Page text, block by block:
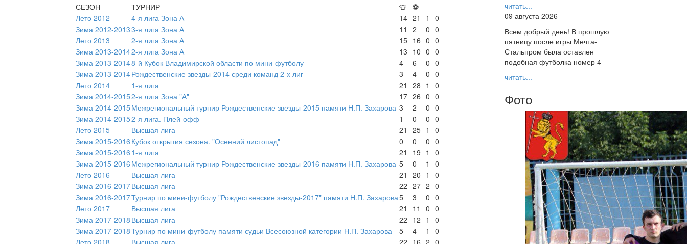
СЕЗОН
ТУРНИР 👕 ⚽
Лето 2012
4-я лига Зона А 14 21 1
0
Зима 2012-20133-я лига Зона А 11 2 0 0
Лето 2013
2-я лига Зона А 15 16 0 0
Зима 2013-20142-я лига Зона А 13 10 0 0
Зима 2013-20148-й Кубок Владимирской области по мини-футболу 4 6 0 0
Зима 2013-2014Рождественские звезды-2014 среди команд 2-х лиг 3 4 0 0
Лето 2014
1-я лига 21 28 1
0
Зима 2014-20152-я лига Зона "А" 17 26 0 0
Зима 2014-2015Межрегиональный турнир Рождественские звезды-2015 памяти Н.П. Захарова 3 2 0 0
Зима 2014-20152-я лига. Плей-офф 1 0 0 0
Лето 2015
Высшая лига 21 25 1
0
Зима 2015-2016 Кубок открытия сезона. "Осенний листопад" 0 0 0 0
Зима 2015-2016 1-я лига 21 19 1
0
Зима 2015-2016 Межрегиональный турнир Рождественские звезды-2016 памяти Н.П. Захарова 5 0 1
0
Лето 2016
Высшая лига 21 20 1
0
Зима 2016-2017Высшая лига 22 27 2 0
Зима 2016-2017Турнир по мини-футболу "Рождественские звезды-2017" памяти Н.П. Захарова5 3 0 0
Лето 2017
Высшая лига 21 11 0 0
Зима 2017-2018 Высшая лига 22 12 1
0
Зима 2017-2018Турнир по мини-футболу памяти судьи Всесоюзной категории Н.П. Захарова 5 4 1
0
Лето 2018
Высшая лига 22 16 2 0
читать...
09 августа 2026
Всем добрый день! В прошлую
пятницу после игры Мечта-
Стальпром была оставлен
подобная футболка номер 4
читать...
Фото